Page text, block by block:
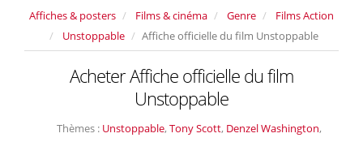
Affiches & posters Films & cinéma Genre
Films Action
Unstoppable
Affiche officielle du film Unstoppable
Acheter Affiche officielle du film
Unstoppable
Thèmes : Unstoppable, Tony Scott, Denzel Washington,